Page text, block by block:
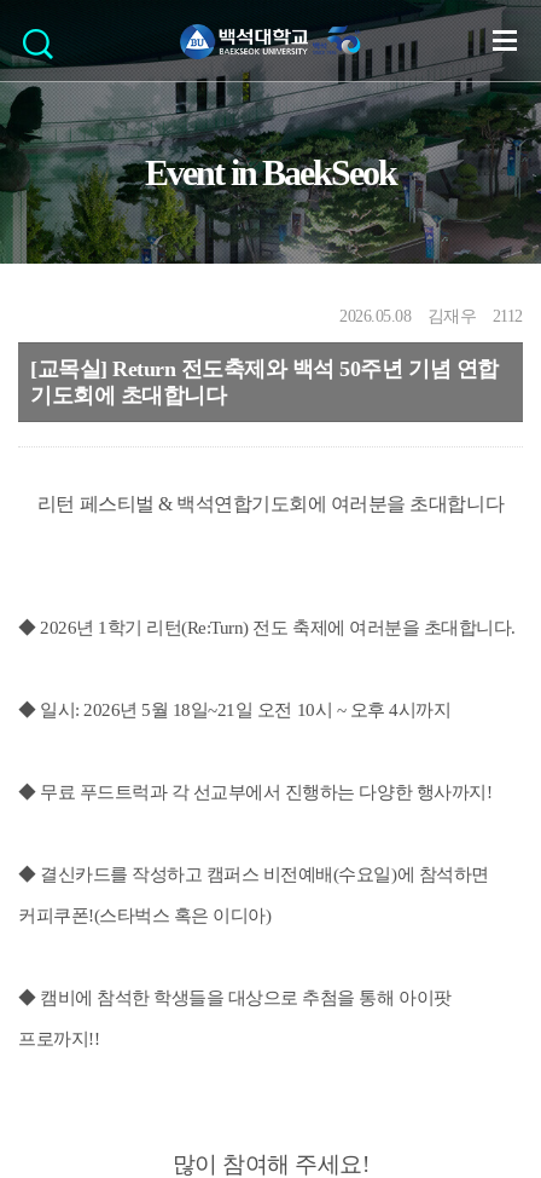
Event in BaekSeok
2026.05.08 김재우 2112
[교목실] Return 전도축제와 백석 50주년 기념 연합
기도회에 초대합니다
리턴 페스티벌 & 백석연합기도회에 여러분을 초대합니다
◆ 2026년 1학기 리턴(Re:Turn) 전도 축제에 여러분을 초대합니다.
◆ 일시: 2026년 5월 18일~21일 오전 10시 ~ 오후 4시까지
◆ 무료 푸드트럭과 각 선교부에서 진행하는 다양한 행사까지!
◆ 결신카드를 작성하고 캠퍼스 비전예배(수요일)에 참석하면
커피쿠폰!(스타벅스 혹은 이디아)
◆ 캠비에 참석한 학생들을 대상으로 추첨을 통해 아이팟
프로까지!!
많이 참여해 주세요!